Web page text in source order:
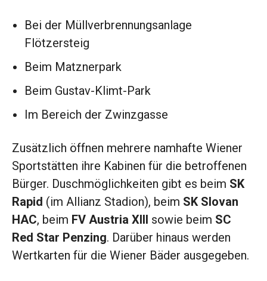
Bei der Müllverbrennungsanlage
Flötzersteig
Beim Matznerpark
Beim Gustav-Klimt-Park
Im Bereich der Zwinzgasse
Zusätzlich öffnen mehrere namhafte Wiener
Sportstätten ihre Kabinen für die betroffenen
Bürger. Duschmöglichkeiten gibt es beim SK
Rapid (im Allianz Stadion), beim SK Slovan
HAC, beim FV Austria XIII sowie beim SC
Red Star Penzing. Darüber hinaus werden
Wertkarten für die Wiener Bäder ausgegeben.